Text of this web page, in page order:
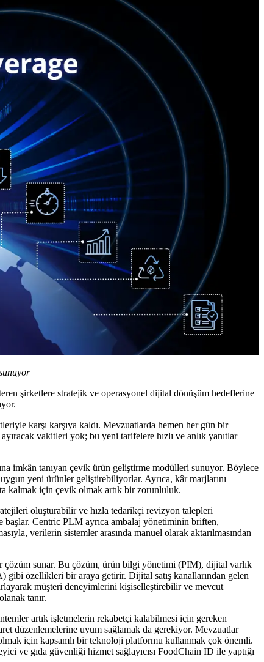
şirketlere stratejik ve operasyonel dijital dönüşüm hedeflerine
karşı karşıya kaldı. Mevzuatlarda hemen her gün bir
vakitleri yok; bu yeni tarifelere hızlı ve anlık yanıtlar
imkân tanıyan çevik ürün geliştirme modülleri sunuyor. Böylece
yeni ürünler geliştirebiliyorlar. Ayrıca, kâr marjlarını
kalmak için çevik olmak artık bir zorunluluk.
oluşturabilir ve hızla tedarikçi revizyon talepleri
Centric PLM ayrıca ambalaj yönetiminin briften,
verilerin sistemler arasında manuel olarak aktarılmasından
sunar. Bu çözüm, ürün bilgi yönetimi (PIM), dijital varlık
gibi özellikleri bir araya getirir. Dijital satış kanallarından gelen
müşteri deneyimlerini kişiselleştirebilir ve mevcut
tanır.
artık işletmelerin rekabetçi kalabilmesi için gereken
düzenlemelerine uyum sağlamak da gerekiyor. Mevzuatlar
için kapsamlı bir teknoloji platformu kullanmak çok önemli.
ve gıda güvenliği hizmet sağlayıcısı FoodChain ID ile yaptığı